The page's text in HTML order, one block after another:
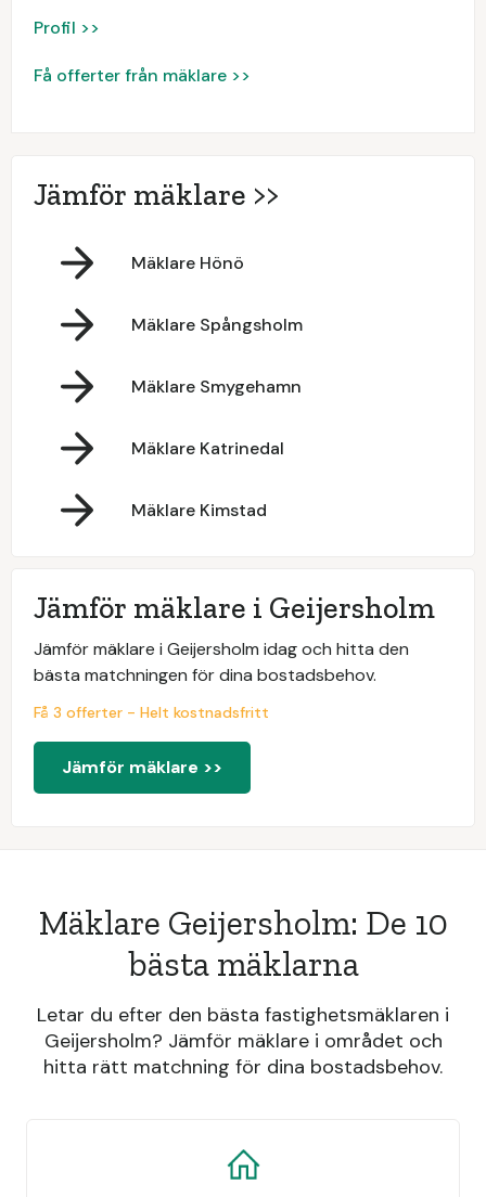
Profil >>
Få offerter från mäklare >>
Jämför mäklare >>
Mäklare Hönö
Mäklare Spångsholm
Mäklare Smygehamn
Mäklare Katrinedal
Mäklare Kimstad
Jämför mäklare i Geijersholm
Jämför mäklare i Geijersholm idag och hitta den
bästa matchningen för dina bostadsbehov.
Få 3 offerter - Helt kostnadsfritt
Jämför mäklare >>
Mäklare Geijersholm: De 10
bästa mäklarna
Letar du efter den bästa fastighetsmäklaren i
Geijersholm? Jämför mäklare i området och
hitta rätt matchning för dina bostadsbehov.